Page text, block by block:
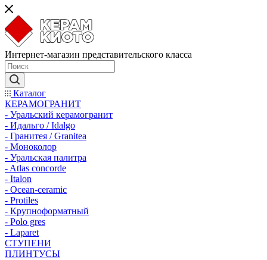
Интернет-магазин представительского класса
Каталог
КЕРАМОГРАНИТ
- Уральский керамогранит
- Идальго / Idalgo
- Гранитея / Granitea
- Моноколор
- Уральская палитра
- Atlas concorde
- Italon
- Ocean-ceramic
- Protiles
- Крупноформатный
- Polo gres
- Laparet
СТУПЕНИ
ПЛИНТУСЫ